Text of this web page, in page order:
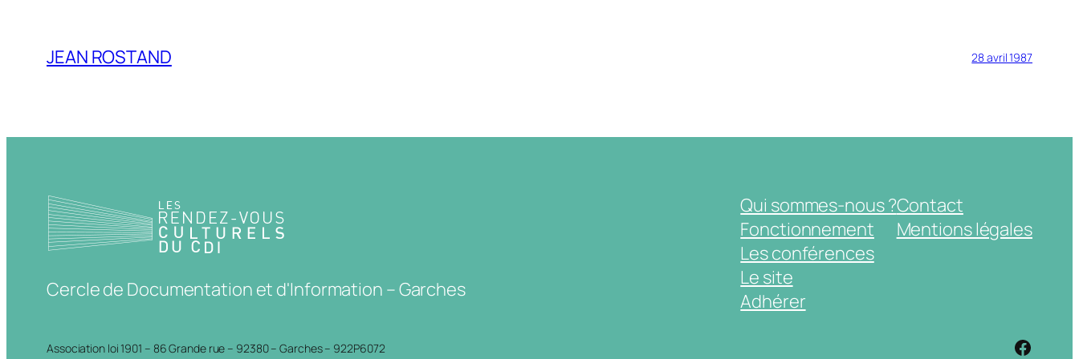
JEAN ROSTAND 28 avril 1987
Cercle de Documentation et d'Information – Garches
Qui sommes-nous ?
Fonctionnement
Les conférences
Le site
Adhérer
Contact
Mentions légales
Association loi 1901 – 86 Grande rue – 92380 – Garches – 922P6072